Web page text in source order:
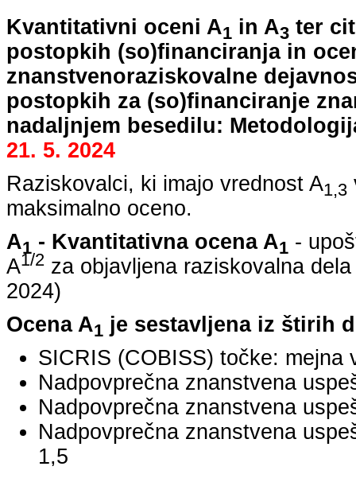
Kvantitativni oceni A1 in A3 ter
postopkih (so)financiranja in
znanstvenoraziskovalne
postopkih za (so)financiranje
nadaljnjem besedilu:
21. 5. 2024
Raziskovalci, ki imajo vrednost A1,3
maksimalno oceno.
A1 - Kvantitativna ocena A1 -
A1/2 za objavljena raziskovalna
2024)
Ocena A1 je sestavljena iz štirih
SICRIS (COBISS) točke: mejna
Nadpovprečna znanstvena
Nadpovprečna znanstvena
Nadpovprečna znanstvena
1,5